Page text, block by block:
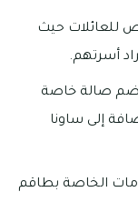
للعائلات حيث
أسرتهم.
صالة خاصة
إلى ساونا
الخاصة بطاقم